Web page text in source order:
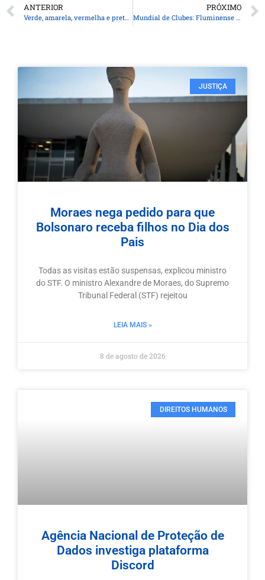
ANTERIOR
Verde, amarela, vermelha e preta: bandeiras na orla ajudam a orientar banhistas
PRÓXIMO
Mundial de Clubes: Fluminense supera Al Ahly para se garantir na final
JUSTIÇA
Moraes nega pedido para que
Bolsonaro receba filhos no Dia dos
Pais
Todas as visitas estão suspensas, explicou ministro
do STF. O ministro Alexandre de Moraes, do Supremo
Tribunal Federal (STF) rejeitou
LEIA MAIS »
8 de agosto de 2026
DIREITOS HUMANOS
Agência Nacional de Proteção de
Dados investiga plataforma
Discord